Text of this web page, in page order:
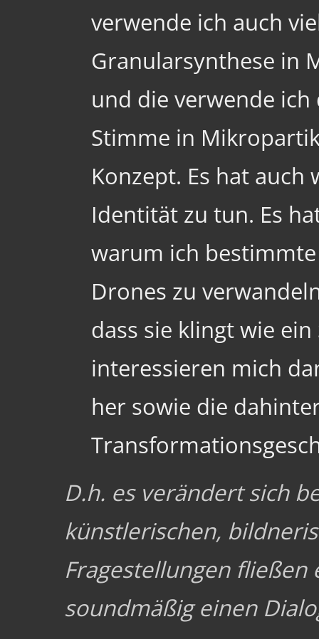
verwende ich auch
Granularsynthese in
und die verwende
Stimme in
Konzept. Es hat
Identität zu tun. Es
warum ich
Drones zu
dass sie klingt wie
interessieren mich
her sowie die
D.h. es verändert sich
künstlerischen,
Fragestellungen fließen
soundmäßig einen